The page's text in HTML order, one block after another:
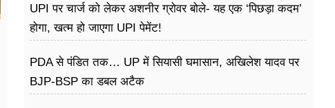
UPI पर चार्ज को लेकर अशनीर ग्रोवर बोले- यह एक ‘पिछड़ा कदम’
होगा, खत्म हो जाएगा UPI पेमेंट!
PDA से पंडित तक… UP में सियासी घमासान, अखिलेश यादव पर
BJP-BSP का डबल अटैक